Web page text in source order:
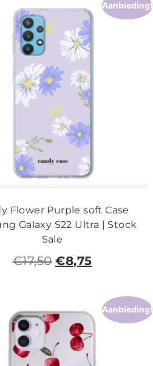
Aanbieding!
Flower Purple soft Case
Galaxy S22 Ultra | Stock
Sale
€17,50 €8,75
Aanbieding!